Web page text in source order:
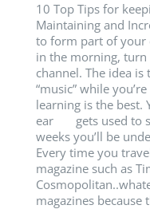
10 Top Tips for
Maintaining and
to form part of your
in the morning, turn
channel. The idea
“music” while
learning is the best.
ear gets used to
weeks you’ll be
Every time you
magazine such as
magazines because